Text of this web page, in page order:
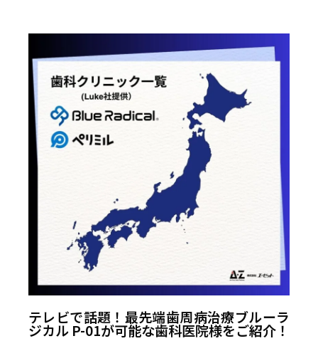
テレビで話題！最先端歯周病治療ブルーラ
ジカル P-01が可能な歯科医院様をご紹介！